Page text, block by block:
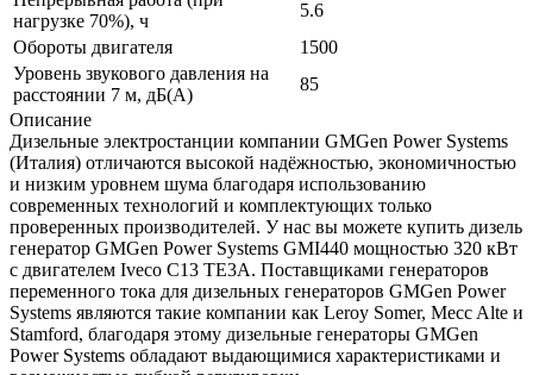
нагрузке 70%), ч
5.6
Обороты двигателя
1500
Уровень звукового давления на
расстоянии 7 м, дБ(A)
85
Описание
Дизельные электростанции компании GMGen Power Systems
(Италия) отличаются высокой надёжностью, экономичностью
и низким уровнем шума благодаря использованию
современных технологий и комплектующих только
проверенных производителей. У нас вы можете купить дизель
генератор GMGen Power Systems GMI440 мощностью 320 кВт
с двигателем Iveco C13 TE3A. Поставщиками генераторов
переменного тока для дизельных генераторов GMGen Power
Systems являются такие компании как Leroy Somer, Mecc Alte и
Stamford, благодаря этому дизельные генераторы GMGen
Power Systems обладают выдающимися характеристиками и